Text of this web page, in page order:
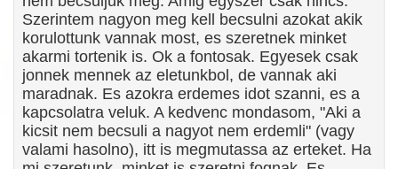
Szerintem nagyon meg kell becsulni azokat akik
korulottunk vannak most, es szeretnek minket
akarmi tortenik is. Ok a fontosak. Egyesek csak
jonnek mennek az eletunkbol, de vannak aki
maradnak. Es azokra erdemes idot szanni, es a
kapcsolatra veluk. A kedvenc mondasom, "Aki a
kicsit nem becsuli a nagyot nem erdemli" (vagy
valami hasolno), itt is megmutassa az erteket. Ha